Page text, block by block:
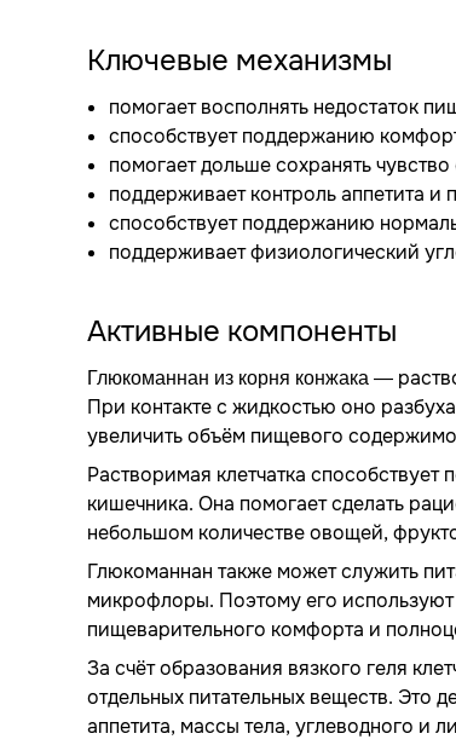
Ключевые механизмы
помогает восполнять недостаток
способствует поддержанию
помогает дольше сохранять
поддерживает контроль аппетита и
способствует поддержанию
поддерживает физиологический
Активные компоненты
Глюкоманнан из корня конжака —
При контакте с жидкостью оно
увеличить объём пищевого
Растворимая клетчатка
кишечника. Она помогает сделать
небольшом количестве овощей,
Глюкоманнан также может служить
микрофлоры. Поэтому его
пищеварительного комфорта и
За счёт образования вязкого геля
отдельных питательных веществ. Это
аппетита, массы тела, углеводного и